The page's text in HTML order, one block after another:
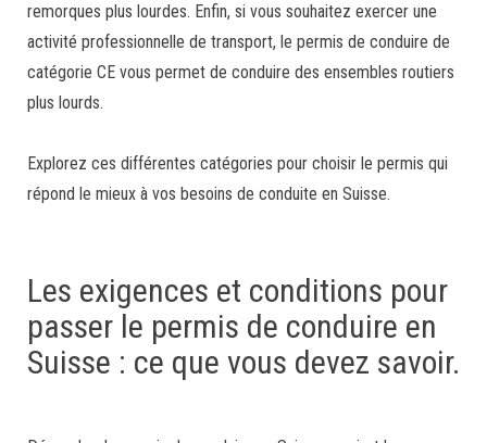
remorques plus lourdes. Enfin, si vous souhaitez exercer une
activité professionnelle de transport, le permis de conduire de
catégorie CE vous permet de conduire des ensembles routiers
plus lourds.
Explorez ces différentes catégories pour choisir le permis qui
répond le mieux à vos besoins de conduite en Suisse.
Les exigences et conditions pour
passer le permis de conduire en
Suisse : ce que vous devez savoir.